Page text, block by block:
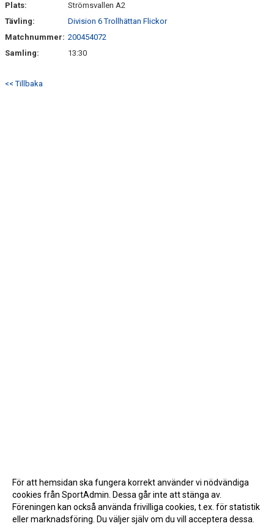
Plats:
Strömsvallen A2
Tävling:
Division 6 Trollhättan Flickor
Matchnummer: 200454072
Samling:
13:30
<< Tillbaka
För att hemsidan ska fungera korrekt använder vi nödvändiga
cookies från SportAdmin. Dessa går inte att stänga av.
Föreningen kan också använda frivilliga cookies, t.ex. för statistik
eller marknadsföring. Du väljer själv om du vill acceptera dessa.